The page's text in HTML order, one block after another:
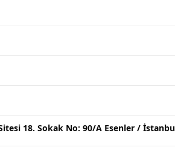
18. Sokak No: 90/A Esenler /